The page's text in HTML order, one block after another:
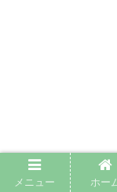
メニュー ホー